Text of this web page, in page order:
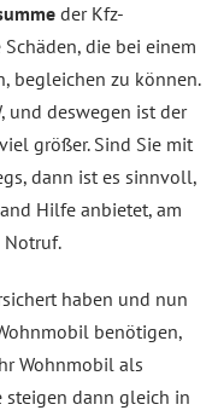
der Kfz-
die bei einem
begleichen zu können.
und deswegen ist der
größer. Sind Sie mit
dann ist es sinnvoll,
Hilfe anbietet, am
Notruf.
haben und nun
benötigen,
Wohnmobil als
steigen dann gleich in